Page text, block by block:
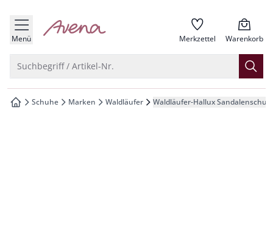
springen
springen
springen
springen
Menü zur Startseite Merkzettel Warenkorb
Suchbegriff / Artikel-Nr.
zur Startseite
Schuhe Marken Waldläufer Waldläufer-Hallux Sandalenschuh